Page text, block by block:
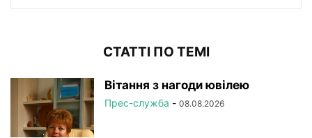
СТАТТІ ПО ТЕМІ
Вітання з нагоди ювілею
Прес-служба - 08.08.2026